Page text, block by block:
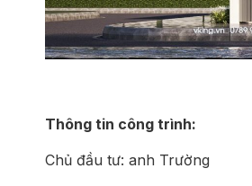
Thông tin công trình:
Chủ đầu tư: anh Trường